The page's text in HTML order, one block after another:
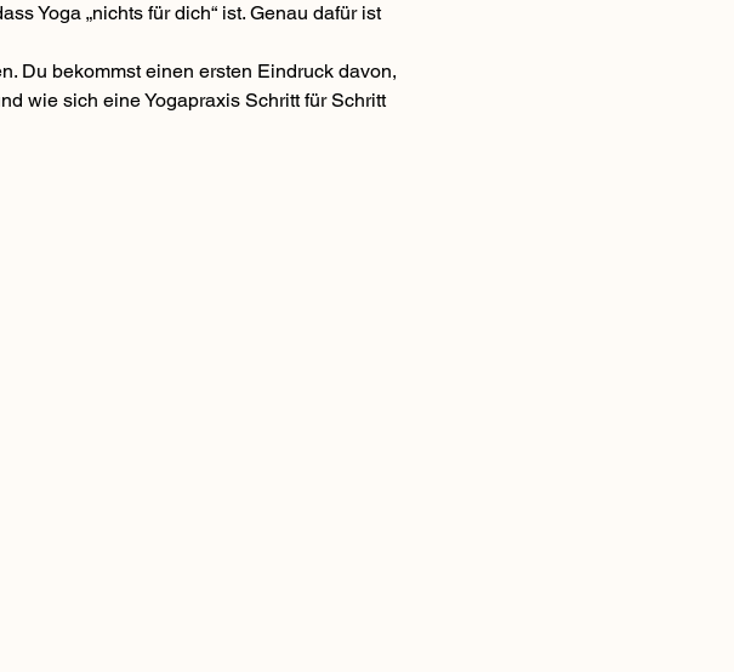
Yoga „nichts für dich“ ist. Genau dafür ist
Du bekommst einen ersten Eindruck davon,
wie sich eine Yogapraxis Schritt für Schritt